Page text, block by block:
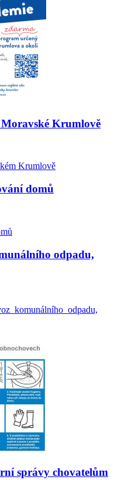
Krumlově
Krumlově
domů
odpadu,
komunálního odpadu,
správy chovatelům